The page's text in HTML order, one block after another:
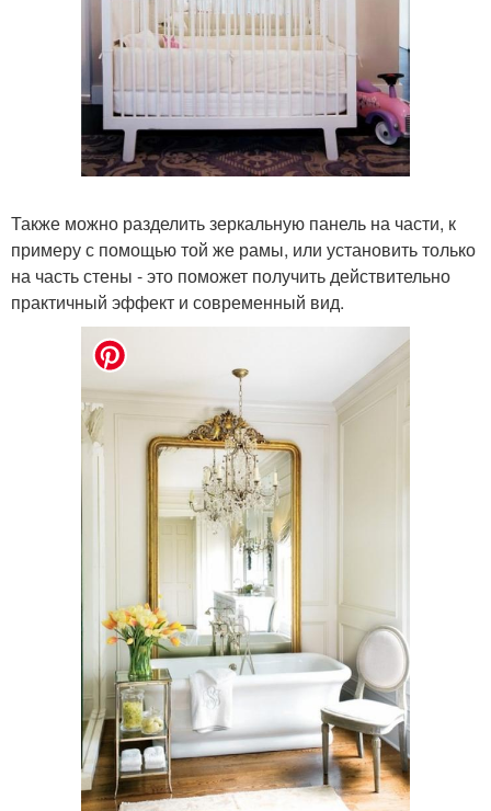
Также можно разделить зеркальную панель на части, к
примеру с помощью той же рамы, или установить только
на часть стены - это поможет получить действительно
практичный эффект и современный вид.